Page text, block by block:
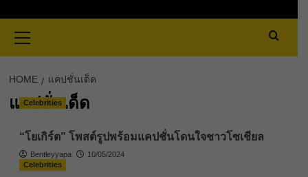
Menu
HOME แคปชั่นเด็ด
แคปชั่นเด็ด
Celebrities
“โยเกิร์ต” โพสต์รูปพร้อมแคปชั่นโดนใจชาวโซเชียล
Bentleyyapa
10/05/2024
Celebrities